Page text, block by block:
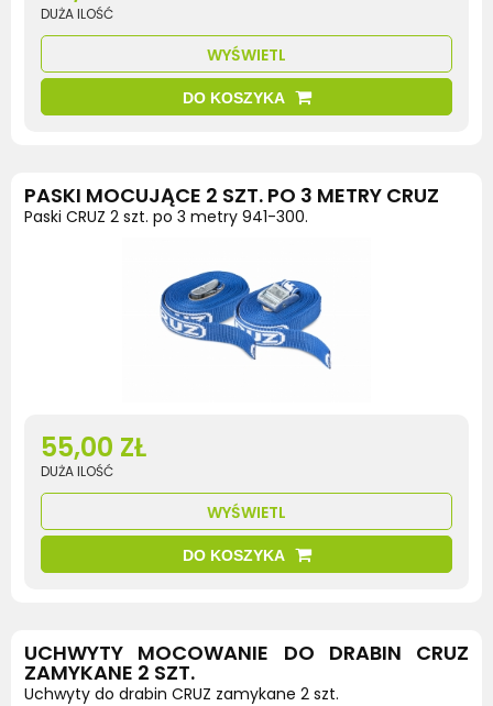
DUŻA ILOŚĆ
WYŚWIETL
DO KOSZYKA
PASKI MOCUJĄCE 2 SZT. PO 3 METRY CRUZ
Paski CRUZ 2 szt. po 3 metry 941-300.
55,00 ZŁ
DUŻA ILOŚĆ
WYŚWIETL
DO KOSZYKA
UCHWYTY MOCOWANIE DO DRABIN CRUZ
ZAMYKANE 2 SZT.
Uchwyty do drabin CRUZ zamykane 2 szt.